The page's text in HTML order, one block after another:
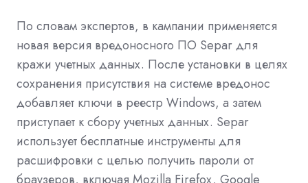
По словам экспертов, в кампании применяется
новая версия вредоносного ПО Separ для
кражи учетных данных. После установки в целях
сохранения присутствия на системе вредонос
добавляет ключи в реестр Windows, а затем
приступает к сбору учетных данных. Separ
использует бесплатные инструменты для
расшифровки с целью получить пароли от
браузеров, включая Mozilla Firefox, Google